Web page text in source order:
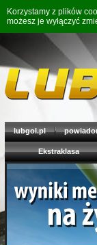
Korzystamy z plików
możesz je wyłączyć
lubgol.pl
Ekstraklasa